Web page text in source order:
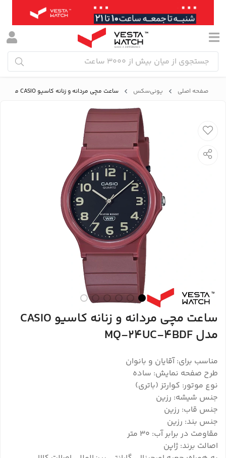
صفحه اصلی یونی‌سکس ساعت مچی مردانه و زنانه کاسیو CASIO مدل MQ-24UC-4BDF
ساعت مچی مردانه و زنانه کاسیو CASIO
مدل MQ-24UC-4BDF
مناسب برای: آقایان و بانوان
طرح صفحه نمایش: ساده
نوع موتور: کوارتز (باتری)
جنس شیشه: رزین
جنس قاب: رزین
جنس بند: رزین
مقاومت در برابر آب: 30 متر
اصالت برند: ژاپن